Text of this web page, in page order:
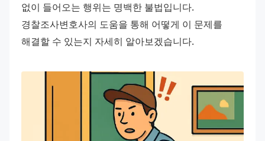
없이 들어오는 행위는 명백한 불법입니다.
경찰조사변호사의 도움을 통해 어떻게 이 문제를
해결할 수 있는지 자세히 알아보겠습니다.